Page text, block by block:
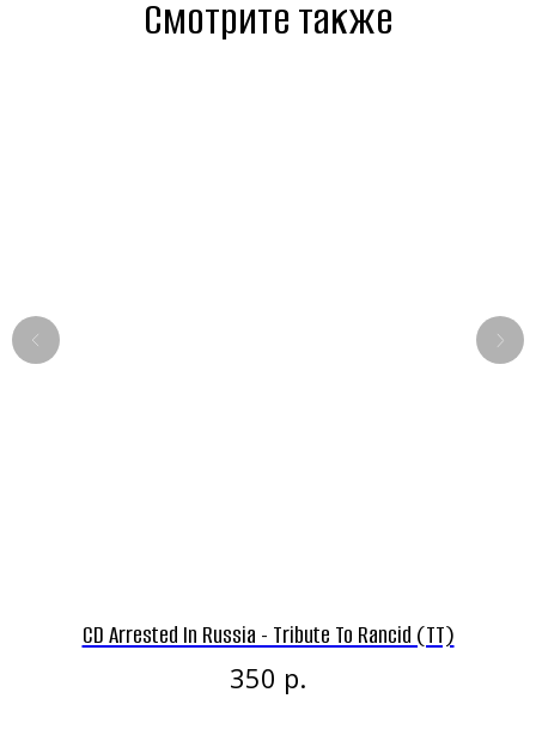
Смотрите также
CD Arrested In Russia - Tribute To Rancid (TT)
350 р.